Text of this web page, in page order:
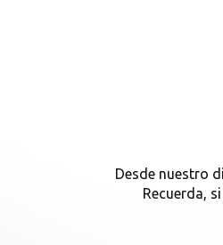
Desde nuestro
Recuerda,